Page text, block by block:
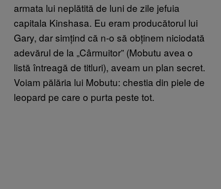
armata lui neplătită de luni de zile jefuia
capitala Kinshasa. Eu eram producătorul lui
Gary, dar simțind că n-o să obținem niciodată
adevărul de la „Cârmuitor” (Mobutu avea o
listă întreagă de titluri), aveam un plan secret.
Voiam pălăria lui Mobutu: chestia din piele de
leopard pe care o purta peste tot.